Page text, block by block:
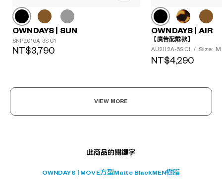
OWNDAYS | SUN
SNP2016A-3S C1
NT$3,790
OWNDAYS | AIR
【廣告配戴款】
AU2112A-5S C1
/ Size: M
NT$4,290
VIEW MORE
此商品的關鍵字
OWNDAYS | MOVE方型Matte BlackMEN樹脂